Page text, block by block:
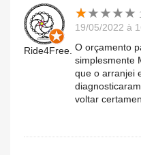
Ride4Free.
★★★★★
★★★★★
19/05/2022 à
O orçamento
simplesmente
que o arranjei
voltar